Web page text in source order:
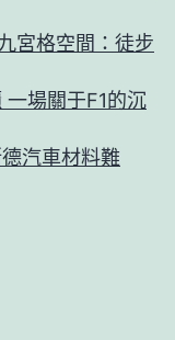
宮格空間：徒步
場關于F1的沉
汽車材料難